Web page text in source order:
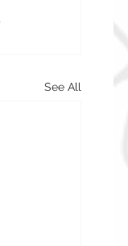
See All